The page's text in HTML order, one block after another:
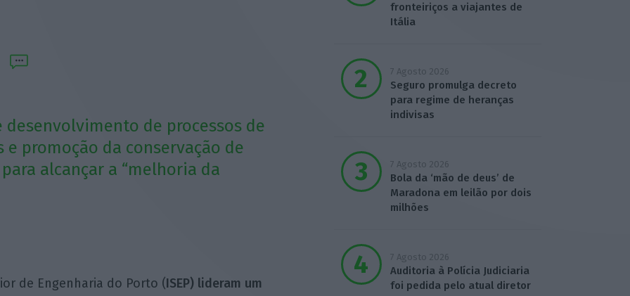
de processos de
promoção da conservação de
alcançar a “melhoria da
de Engenharia do Porto (ISEP) lideram um
fronteiriços a viajantes de
Itália
7 Agosto 2026
Seguro promulga decreto
para regime de heranças
indivisas
7 Agosto 2026
Bola da ‘mão de deus’ de
Maradona em leilão por dois
milhões
7 Agosto 2026
Auditoria à Polícia Judiciaria
foi pedida pelo atual diretor